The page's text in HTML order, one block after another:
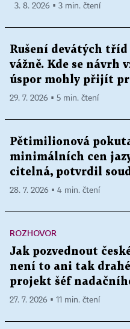
3. 8. 2026 ▪ 3 min. čtení
Rušení devátých
vážně. Kde se návrh
úspor mohly přijít
29. 7. 2026 ▪ 5 min. čtení
Pětimilionová
minimálních cen
citelná, potvrdil
28. 7. 2026 ▪ 4 min. čtení
ROZHOVOR
Jak pozvednout
není to ani tak
projekt šéf
27. 7. 2026 ▪ 11 min. čtení